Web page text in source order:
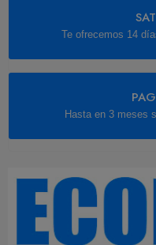
Te ofrecemos 14
Hasta en 3 meses